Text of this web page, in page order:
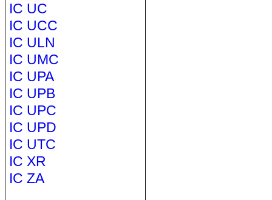
IC UC
IC UCC
IC ULN
IC UMC
IC UPA
IC UPB
IC UPC
IC UPD
IC UTC
IC XR
IC ZA